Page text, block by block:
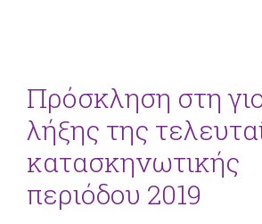
Πρόσκληση στη
λήξης της
κατασκηνωτικής
περιόδου 2019